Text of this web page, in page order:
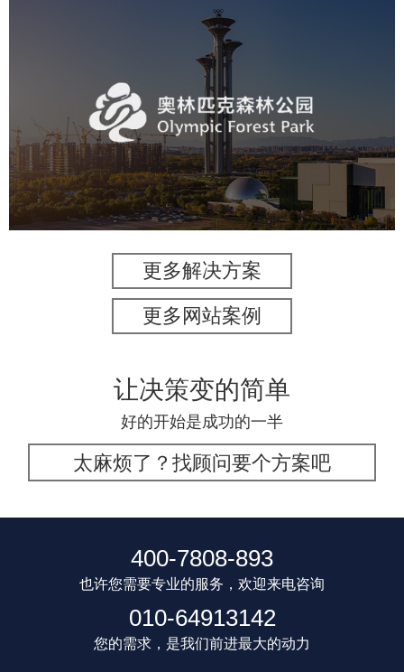
奥体森林公园
旅游休闲 公园 AI人工智能
智慧公园
智慧体育公园
智能步道 智能大数据平台
更多解决方案
更多网站案例
让决策变的简单
好的开始是成功的一半
太麻烦了？找顾问要个方案吧
400-7808-893
也许您需要专业的服务，欢迎来电咨询
010-64913142
您的需求，是我们前进最大的动力